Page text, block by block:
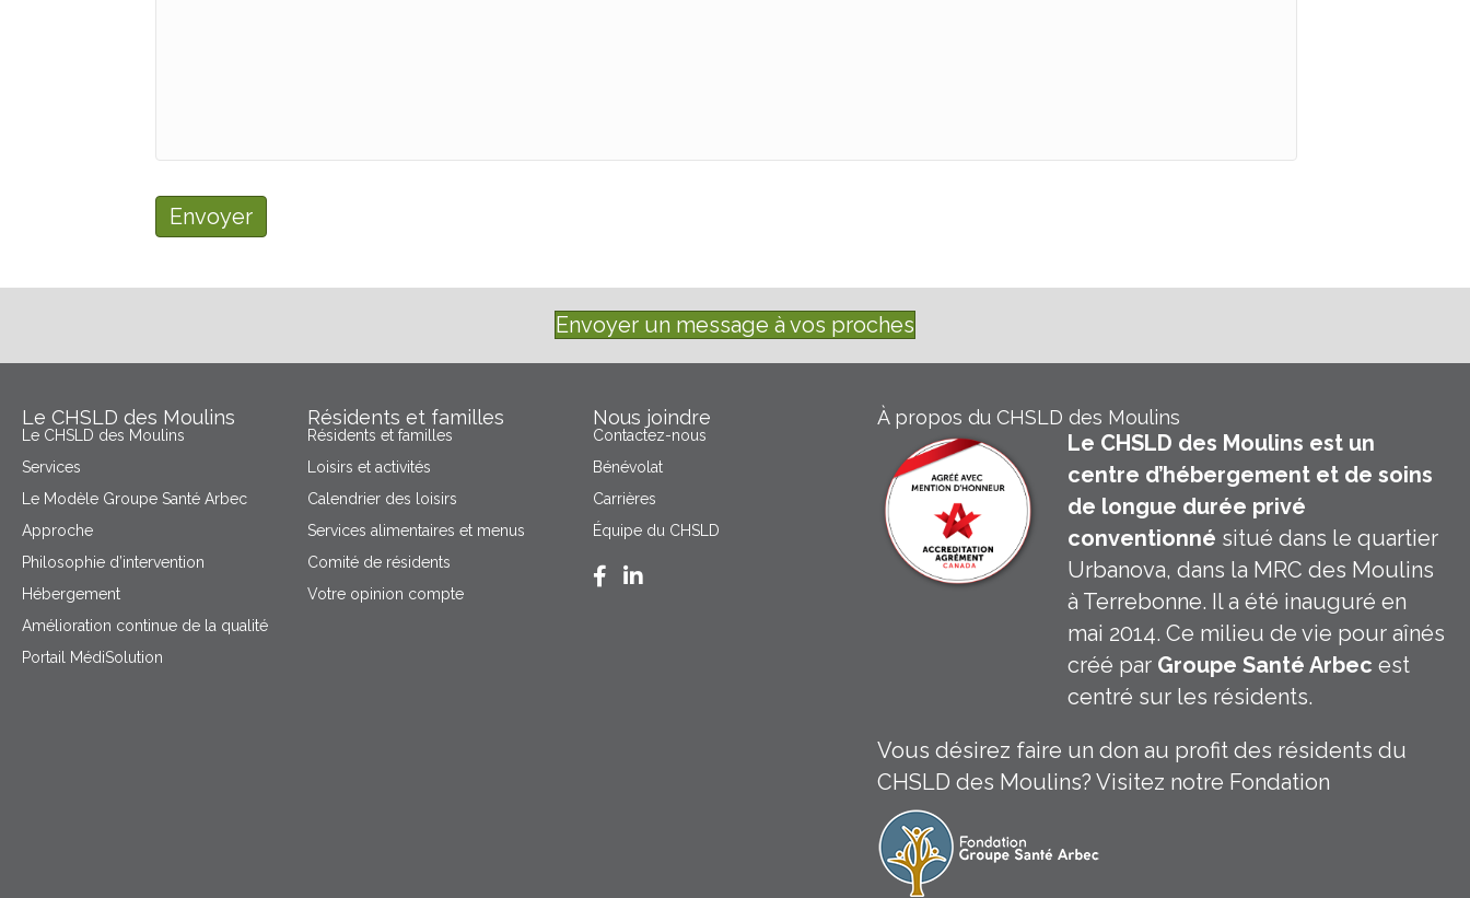
Envoyer un message à vos proches
Le CHSLD des Moulins Résidents et familles Nous joindre À propos du CHSLD des Moulins
Le CHSLD des Moulins
Services
Le Modèle Groupe Santé Arbec
Approche
Philosophie d’intervention
Hébergement
Amélioration continue de la qualité
Portail MédiSolution
Résidents et familles
Loisirs et activités
Calendrier des loisirs
Services alimentaires et menus
Comité de résidents
Votre opinion compte
Contactez-nous
Bénévolat
Carrières
Équipe du CHSLD
Facebook CHSLD des Moulins
LinkedIn Groupe Santé Arbec
Le CHSLD des Moulins est un
centre d’hébergement et de soins
de longue durée privé
conventionné situé dans le quartier
Urbanova, dans la MRC des Moulins
à Terrebonne. Il a été inauguré en
mai 2014. Ce milieu de vie pour aînés
créé par Groupe Santé Arbec est
centré sur les résidents.
Vous désirez faire un don au profit des résidents du
CHSLD des Moulins?Visitez notre Fondation